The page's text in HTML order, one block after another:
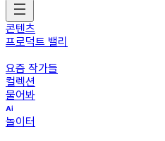
콘텐츠
프로덕트 밸리
요즘 작가들
컬렉션
물어봐
놀이터